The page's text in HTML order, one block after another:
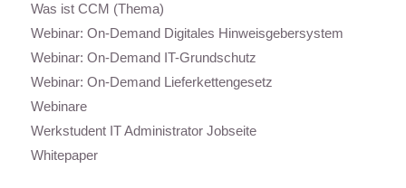
Was ist CCM (Thema)
Webinar: On-Demand Digitales Hinweisgebersystem
Webinar: On-Demand IT-Grundschutz
Webinar: On-Demand Lieferkettengesetz
Webinare
Werkstudent IT Administrator Jobseite
Whitepaper